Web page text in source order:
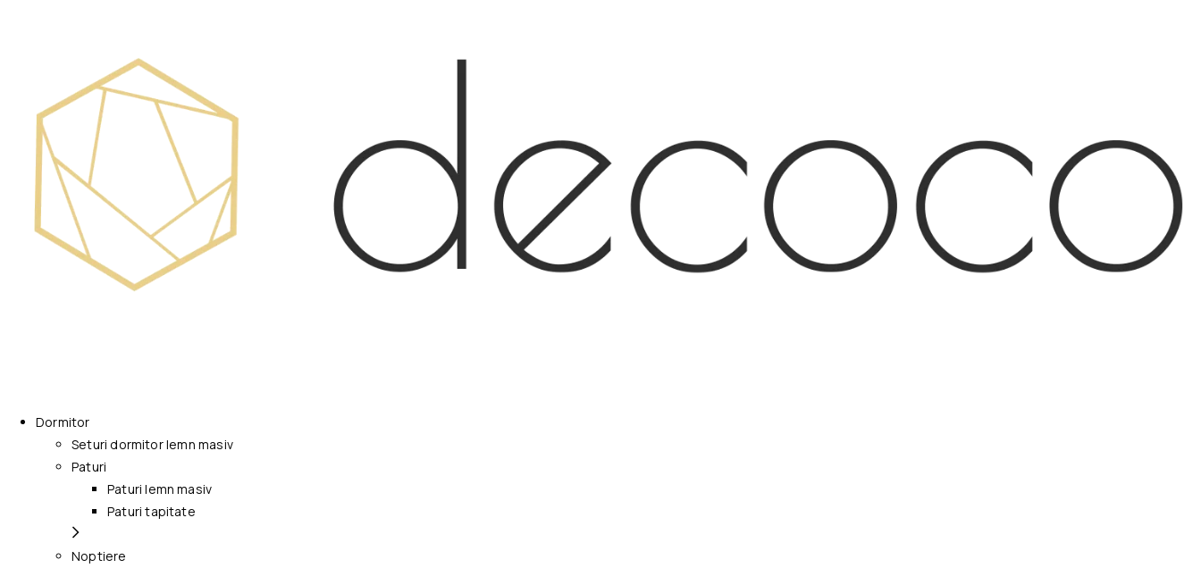
Dormitor
Seturi dormitor lemn masiv
Paturi
Paturi lemn masiv
Paturi tapitate
Noptiere